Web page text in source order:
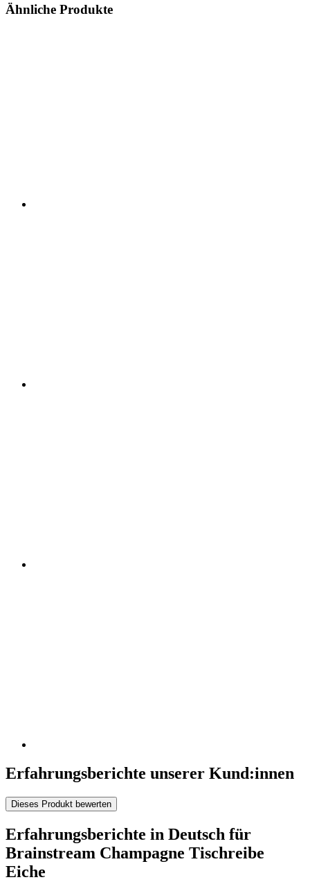
Ähnliche Produkte
Erfahrungsberichte unserer Kund:innen
Dieses Produkt bewerten
Erfahrungsberichte in Deutsch für
Brainstream Champagne Tischreibe
Eiche